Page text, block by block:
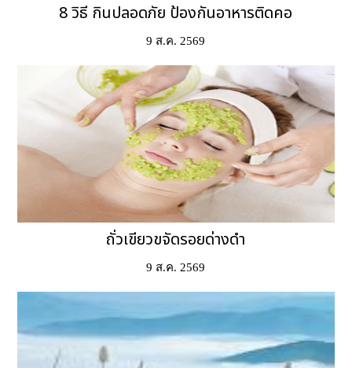
8 วิธี กินปลอดภัย ป้องกันอาหารติดคอ
9 ส.ค. 2569
ถั่วเขียวขจัดรอยด่างดำ
9 ส.ค. 2569